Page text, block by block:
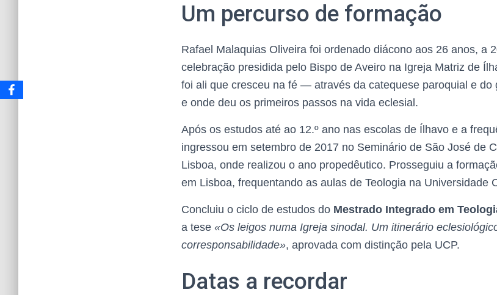
Um percurso de formação
Rafael Malaquias Oliveira foi ordenado diácono aos 26 anos, a
celebração presidida pelo Bispo de Aveiro na Igreja Matriz de
foi ali que cresceu na fé — através da catequese paroquial e do
e onde deu os primeiros passos na vida eclesial.
Após os estudos até ao 12.º ano nas escolas de Ílhavo e a
ingressou em setembro de 2017 no Seminário de São José de
Lisboa, onde realizou o ano propedêutico. Prosseguiu a
em Lisboa, frequentando as aulas de Teologia na Universidade
Concluiu o ciclo de estudos do Mestrado Integrado em
a tese «Os leigos numa Igreja sinodal. Um itinerário
corresponsabilidade», aprovada com distinção pela UCP.
Datas a recordar